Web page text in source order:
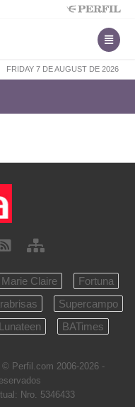
FRIDAY 7 DE AUGUST DE 2026
Marie Claire
Fortuna
Supercampo
Lunateen BATimes
| © Perfil.com 2006-2026 -
Nro. 5346433